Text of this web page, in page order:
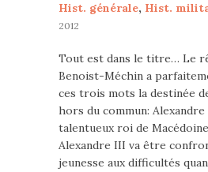
Hist. générale, Hist.
2012
Tout est dans le titre… Le
Benoist-Méchin a
ces trois mots la destinée
hors du commun:
talentueux roi de
Alexandre III va être
jeunesse aux difficultés